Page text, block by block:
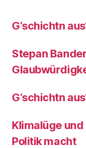
G‘schichtn
Stepan
G‘schichtn
Klimalüge
Politik macht